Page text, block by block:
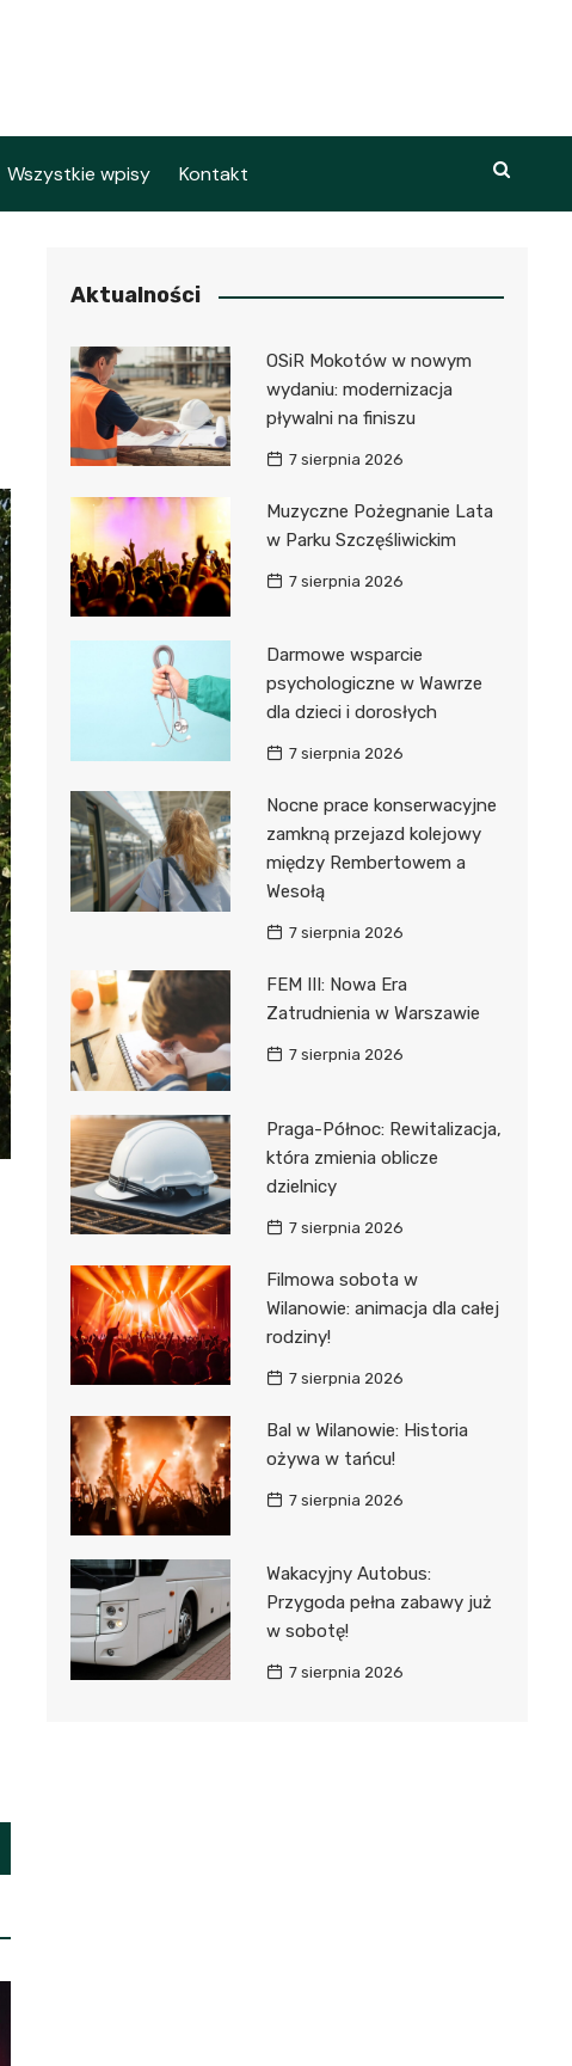
Wszystkie wpisy Kontakt
Aktualności
OSiR Mokotów w nowym
wydaniu: modernizacja
pływalni na finiszu
7 sierpnia 2026
Muzyczne Pożegnanie Lata
w Parku Szczęśliwickim
7 sierpnia 2026
Darmowe wsparcie
psychologiczne w Wawrze
dla dzieci i dorosłych
7 sierpnia 2026
Nocne prace konserwacyjne
zamkną przejazd kolejowy
między Rembertowem a
Wesołą
7 sierpnia 2026
FEM III: Nowa Era
Zatrudnienia w Warszawie
7 sierpnia 2026
Praga-Północ: Rewitalizacja,
która zmienia oblicze
dzielnicy
7 sierpnia 2026
Filmowa sobota w
Wilanowie: animacja dla całej
rodziny!
7 sierpnia 2026
Bal w Wilanowie: Historia
ożywa w tańcu!
7 sierpnia 2026
Wakacyjny Autobus:
Przygoda pełna zabawy już
w sobotę!
7 sierpnia 2026